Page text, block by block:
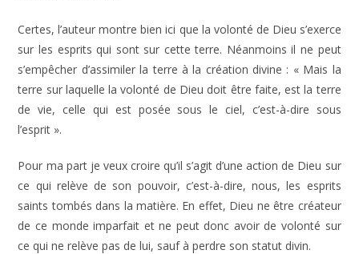
Certes, l’auteur montre bien ici que la volonté de Dieu s’exerce
sur les esprits qui sont sur cette terre. Néanmoins il ne peut
s’empêcher d’assimiler la terre à la création divine : « Mais la
terre sur laquelle la volonté de Dieu doit être faite, est la terre
de vie, celle qui est posée sous le ciel, c’est-à-dire sous
l’esprit ».
Pour ma part je veux croire qu’il s’agit d’une action de Dieu sur
ce qui relève de son pouvoir, c’est-à-dire, nous, les esprits
saints tombés dans la matière. En effet, Dieu ne être créateur
de ce monde imparfait et ne peut donc avoir de volonté sur
ce qui ne relève pas de lui, sauf à perdre son statut divin.